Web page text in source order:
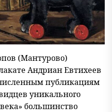
(Мантурово)
Андриан Евтихеев
публикациям
уникального
большинство